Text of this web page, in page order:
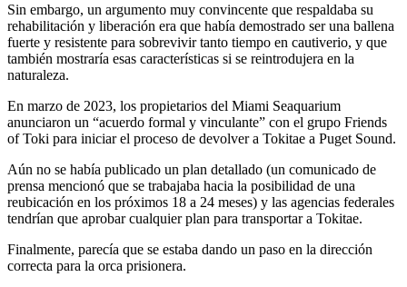
Sin embargo, un argumento muy convincente que respaldaba su
rehabilitación y liberación era que había demostrado ser una ballena
fuerte y resistente para sobrevivir tanto tiempo en cautiverio, y que
también mostraría esas características si se reintrodujera en la
naturaleza.
En marzo de 2023, los propietarios del Miami Seaquarium
anunciaron un “acuerdo formal y vinculante” con el grupo Friends
of Toki para iniciar el proceso de devolver a Tokitae a Puget Sound.
Aún no se había publicado un plan detallado (un comunicado de
prensa mencionó que se trabajaba hacia la posibilidad de una
reubicación en los próximos 18 a 24 meses) y las agencias federales
tendrían que aprobar cualquier plan para transportar a Tokitae.
Finalmente, parecía que se estaba dando un paso en la dirección
correcta para la orca prisionera.